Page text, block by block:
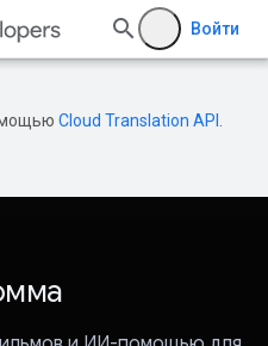
Войти
Cloud Translation API